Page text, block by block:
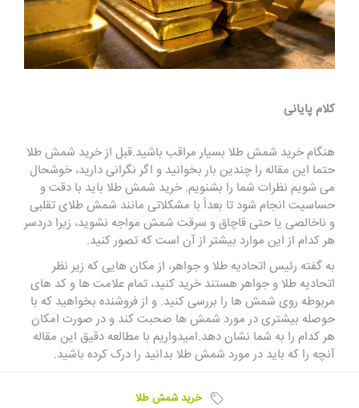
کلام پایانی
هنگام خرید شمش طلا بسیار مراقب باشید.قبل از خرید شمش طلا
حتما این مقاله را چندین بار بخوانید و اگر نگرانی دارید، خوشحال
می شویم نظرات شما را بشنویم. خرید شمش طلا باید با دقت و
حساسیت انجام شود تا بعداً با مشکلاتی مانند شمش طلای تقلبی
و ناخالصی یا حتی قاچاق و سرقت شمش مواجه نشوید، زیرا دردسر
هر کدام از این موارد بیشتر از آن است که تصور کنید.
به گفته رئیس اتحادیه طلا و جواهر، از مکان‌ هایی که زیر نظر
اتحادیه طلا و جواهر هستند خرید کنید، تمام علامت ‌ها و کد های
مربوطه روی شمش ها را بررسی کنید. و از فروشنده بخواهید که با
حوصله بیشتری در مورد شمش ها صحبت کند و در صورت امکان
هر کدام را به شما نشان دهد.امیدواریم با مطالعه دقیق این مقاله
آنچه را که باید در مورد شمش طلا بدانید را درک کرده باشید.
خرید شمش طلا